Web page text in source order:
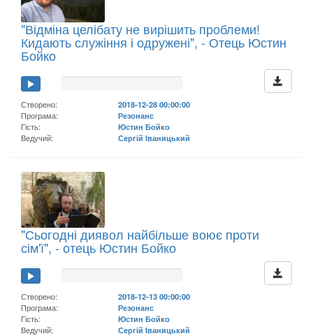
"Відміна целібату не вирішить проблеми!
Кидають служіння і одружені", - Отець Юстин
Бойко
Створено:
2018-12-28 00:00:00
Програма:
Резонанс
Гість:
Юстин Бойко
Ведучий:
Сергій Іваницький
"Сьогодні диявол найбільше воює проти
сім'ї", - отець Юстин Бойко
Створено:
2018-12-13 00:00:00
Програма:
Резонанс
Гість:
Юстин Бойко
Ведучий:
Сергій Іваницький